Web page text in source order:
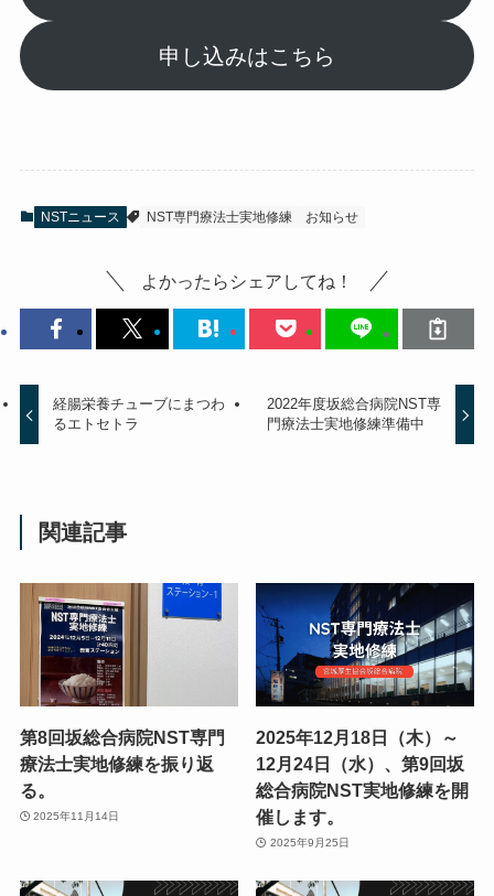
申し込みはこちら
NSTニュース NST専門療法士実地修練 お知らせ
よかったらシェアしてね！
経腸栄養チューブにまつわ
るエトセトラ
2022年度坂総合病院NST専
門療法士実地修練準備中
関連記事
第8回坂総合病院NST専門
療法士実地修練を振り返
る。
2025年11月14日
2025年12月18日（木）～
12月24日（水）、第9回坂
総合病院NST実地修練を開
催します。
2025年9月25日